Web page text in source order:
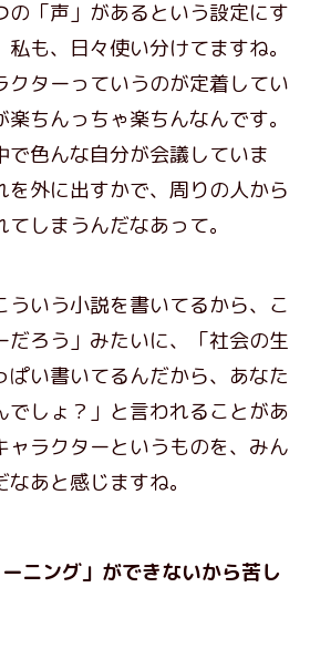
の「声」があるという設定にす
も、日々使い分けてますね。
クターっていうのが定着してい
ちんっちゃ楽ちんなんです。
で色んな自分が会議していま
を外に出すかで、周りの人から
しまうんだなあって。
ういう小説を書いてるから、こ
だろう」みたいに、「社会の生
ぱい書いてるんだから、あなた
でしょ？」と言われることがあ
ャラクターというものを、みん
あと感じますね。
ニング」ができないから苦し